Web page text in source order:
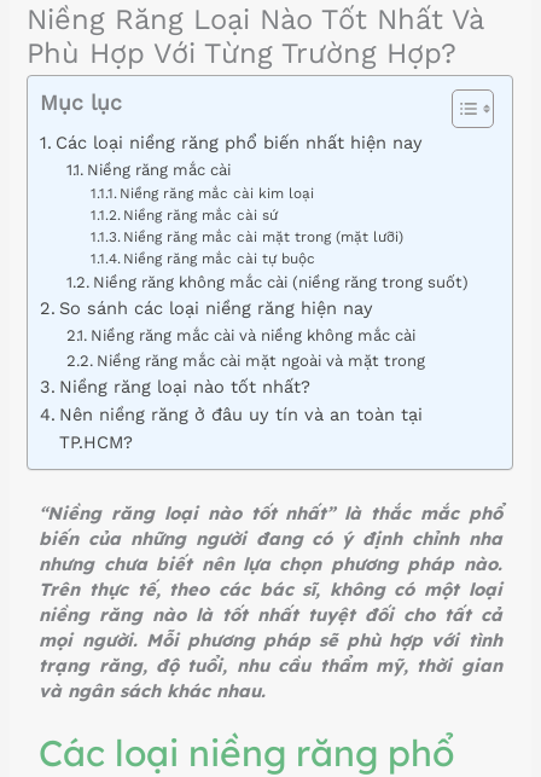
Niềng Răng Loại Nào Tốt Nhất Và
Phù Hợp Với Từng Trường Hợp?
Mục lục
Các loại niềng răng phổ biến nhất hiện nay
Niềng răng mắc cài
Niềng răng mắc cài kim loại
Niềng răng mắc cài sứ
Niềng răng mắc cài mặt trong (mặt lưỡi)
Niềng răng mắc cài tự buộc
Niềng răng không mắc cài (niềng răng trong suốt)
So sánh các loại niềng răng hiện nay
Niềng răng mắc cài và niềng không mắc cài
Niềng răng mắc cài mặt ngoài và mặt trong
Niềng răng loại nào tốt nhất?
Nên niềng răng ở đâu uy tín và an toàn tại
TP.HCM?
“Niềng răng loại nào tốt nhất” là thắc mắc phổ
biến của những người đang có ý định chỉnh nha
nhưng chưa biết nên lựa chọn phương pháp nào.
Trên thực tế, theo các bác sĩ, không có một loại
niềng răng nào là tốt nhất tuyệt đối cho tất cả
mọi người. Mỗi phương pháp sẽ phù hợp với tình
trạng răng, độ tuổi, nhu cầu thẩm mỹ, thời gian
và ngân sách khác nhau.
Các loại niềng răng phổ